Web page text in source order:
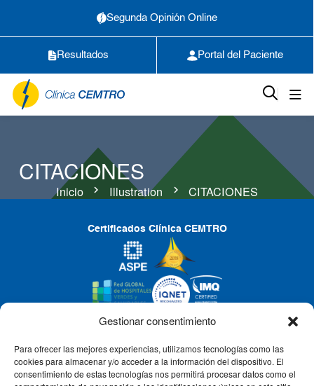
Gestionar consentimiento
Para ofrecer las mejores experiencias, utilizamos tecnologías como las
cookies para almacenar y/o acceder a la información del dispositivo. El
consentimiento de estas tecnologías nos permitirá procesar datos como el
Segunda Opinión Online
Resultados Portal del Paciente
CITACIONES
Inicio chevron_right Illustration chevron_right CITACIONES
Certificados Clínica CEMTRO
CLÍNICA CEMTRO